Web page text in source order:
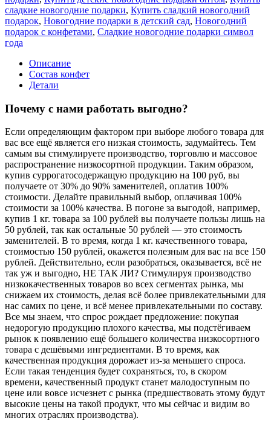
сладкие новогодние подарки, Купить сладкий новогодний
подарок, Новогодние подарки в детский сад, Новогодний
подарок с конфетами, Сладкие новогодние подарки символ
года
Описание
Состав конфет
Детали
Почему с нами работать выгодно?
Если определяющим фактором при выборе любого товара для
вас все ещё является его низкая стоимость, задумайтесь. Тем
самым вы стимулируете производство, торговлю и массовое
распространение низкосортной продукции. Таким образом,
купив суррогатосодержащую продукцию на 100 руб, вы
получаете от 30% до 90% заменителей, оплатив 100%
стоимости. Делайте правильный выбор, оплачивая 100%
стоимости за 100% качества. В погоне за выгодой, например,
купив 1 кг. товара за 100 рублей вы получаете пользы лишь на
50 рублей, так как остальные 50 рублей — это стоимость
заменителей. В то время, когда 1 кг. качественного товара,
стоимостью 150 рублей, окажется полезным для вас на все 150
рублей. Действительно, если разобраться, оказывается, всё не
так уж и выгодно, НЕ ТАК ЛИ? Стимулируя производство
низкокачественных товаров во всех сегментах рынка, мы
снижаем их стоимость, делая всё более привлекательными для
нас самих по цене, и всё менее привлекательными по составу.
Все мы знаем, что спрос рождает предложение: покупая
недорогую продукцию плохого качества, мы подстёгиваем
рынок к появлению ещё большего количества низкосортного
товара с дешёвыми ингредиентами. В то время, как
качественная продукция дорожает из-за меньшего спроса.
Если такая тенденция будет сохраняться, то, в скором
времени, качественный продукт станет малодоступным по
цене или вовсе исчезнет с рынка (предшествовать этому будут
высокие цены на такой продукт, что мы сейчас и видим во
многих отраслях производства).